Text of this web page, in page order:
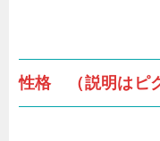
性格 （説明はピ